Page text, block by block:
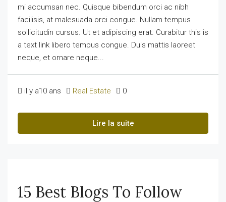
mi accumsan nec. Quisque bibendum orci ac nibh
facilisis, at malesuada orci congue. Nullam tempus
sollicitudin cursus. Ut et adipiscing erat. Curabitur this is
a text link libero tempus congue. Duis mattis laoreet
neque, et ornare neque...
il y a10 ans Real Estate 0
Lire la suite
15 Best Blogs To Follow